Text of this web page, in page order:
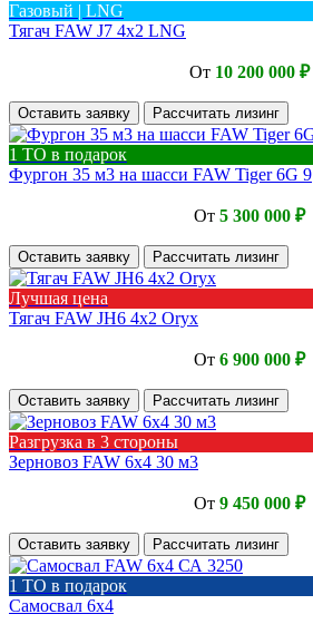
Газовый | LNG
Тягач FAW J7 4х2 LNG
От 10 200 000 ₽
Оставить заявку Рассчитать лизинг
1 ТО в подарок
Фургон 35 м3 на шасси FAW Tiger 6G 9
От 5 300 000 ₽
Оставить заявку Рассчитать лизинг
Лучшая цена
Тягач FAW JH6 4x2 Oryx
От 6 900 000 ₽
Оставить заявку Рассчитать лизинг
Разгрузка в 3 стороны
Зерновоз FAW 6х4 30 м3
От 9 450 000 ₽
Оставить заявку Рассчитать лизинг
1 ТО в подарок
Самосвал 6х4